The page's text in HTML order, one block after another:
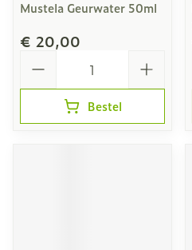
Mustela Geurwater 50ml
€ 20,00
Bestel